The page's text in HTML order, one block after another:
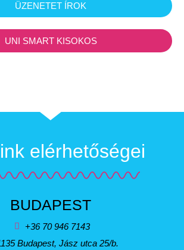
ÜZENETET ÍROK
UNI SMART KISOKOS
elérhetőségei
BUDAPEST
+36 70 946 7143
Budapest, Jász utca 25/b.